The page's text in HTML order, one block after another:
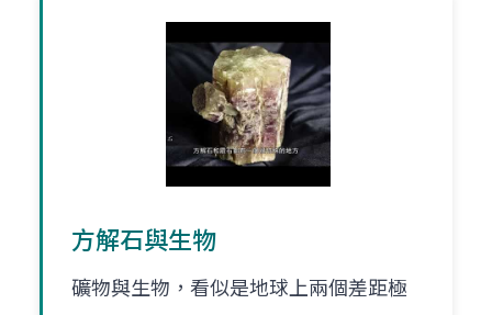
方解石與生物
礦物與生物，看似是地球上兩個差距極